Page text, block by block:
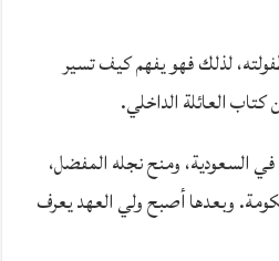
لذلك فهو يفهم كيف تسير
كتاب العائلة الداخلي.
في السعودية، ومنح نجله المفضل،
وبعدها أصبح ولي العهد يعرف